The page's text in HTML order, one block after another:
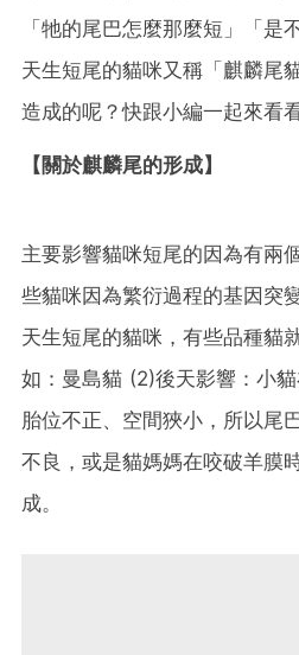
「牠的尾巴怎麼那麼短」「是
天生短尾的貓咪又稱「麒麟尾
造成的呢？快跟小編一起來看
【關於麒麟尾的形成】
主要影響貓咪短尾的因為有兩
些貓咪因為繁衍過程的基因突
天生短尾的貓咪，有些品種貓
如：曼島貓 (2)後天影響：小
胎位不正、空間狹小，所以尾
不良，或是貓媽媽在咬破羊膜
成。